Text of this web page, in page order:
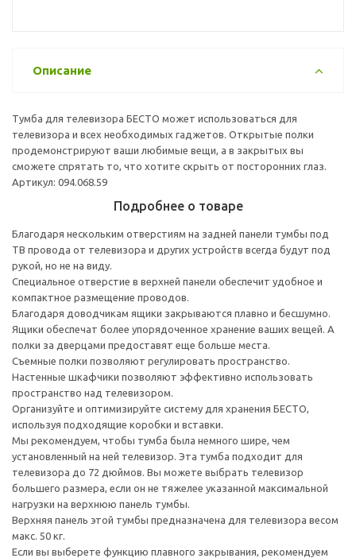
Описание
Тумба для телевизора БЕСТО может использоваться для
телевизора и всех необходимых гаджетов. Открытые полки
продемонстрируют ваши любимые вещи, а в закрытых вы
сможете спрятать то, что хотите скрыть от посторонних глаз.
Артикул: 094.068.59
Подробнее о товаре
Благодаря нескольким отверстиям на задней панели тумбы под
ТВ провода от телевизора и других устройств всегда будут под
рукой, но не на виду.
Специальное отверстие в верхней панели обеспечит удобное и
компактное размещение проводов.
Благодаря доводчикам ящики закрываются плавно и бесшумно.
Ящики обеспечат более упорядоченное хранение ваших вещей. А
полки за дверцами предоставят еще больше места.
Съемные полки позволяют регулировать пространство.
Настенные шкафчики позволяют эффективно использовать
пространство над телевизором.
Организуйте и оптимизируйте систему для хранения БЕСТО,
используя подходящие коробки и вставки.
Мы рекомендуем, чтобы тумба была немного шире, чем
установленный на ней телевизор. Эта тумба подходит для
телевизора до 72 дюймов. Вы можете выбрать телевизор
большего размера, если он не тяжелее указанной максимальной
нагрузки на верхнюю панель тумбы.
Верхняя панель этой тумбы предназначена для телевизора весом
макс. 50 кг.
Если вы выберете функцию плавного закрывания, рекомендуем